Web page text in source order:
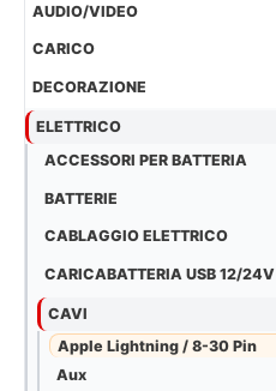
AUDIO/VIDEO
CARICO
DECORAZIONE
ELETTRICO
ACCESSORI PER BATTERIA
BATTERIE
CABLAGGIO ELETTRICO
CARICABATTERIA USB 12/24V
CAVI
Apple Lightning / 8-30 Pin
Aux